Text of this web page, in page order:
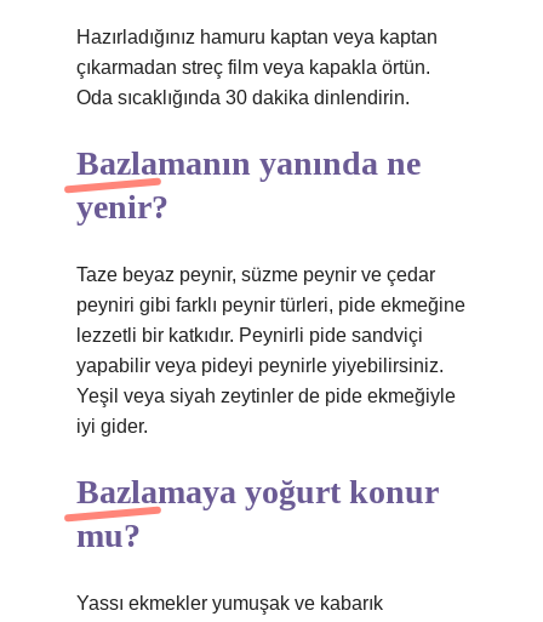
Hazırladığınız hamuru kaptan veya kaptan
çıkarmadan streç film veya kapakla örtün.
Oda sıcaklığında 30 dakika dinlendirin.
Bazlamanın yanında ne
yenir?
Taze beyaz peynir, süzme peynir ve çedar
peyniri gibi farklı peynir türleri, pide ekmeğine
lezzetli bir katkıdır. Peynirli pide sandviçi
yapabilir veya pideyi peynirle yiyebilirsiniz.
Yeşil veya siyah zeytinler de pide ekmeğiyle
iyi gider.
Bazlamaya yoğurt konur
mu?
Yassı ekmekler yumuşak ve kabarık